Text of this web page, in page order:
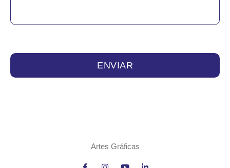
ENVIAR
Artes Gráficas